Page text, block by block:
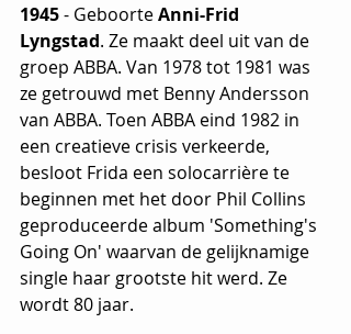
1945 - Geboorte Anni-Frid
Lyngstad. Ze maakt deel uit van de
groep ABBA. Van 1978 tot 1981 was
ze getrouwd met Benny Andersson
van ABBA. Toen ABBA eind 1982 in
een creatieve crisis verkeerde,
besloot Frida een solocarrière te
beginnen met het door Phil Collins
geproduceerde album 'Something's
Going On' waarvan de gelijknamige
single haar grootste hit werd. Ze
wordt 80 jaar.